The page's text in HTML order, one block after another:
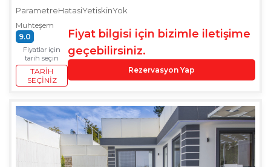
ParametreHatasiYetiskinYok
Muhteşem
9.0
Fiyatlar için
tarih seçin
TARIH
SEÇINIZ
Fiyat bilgisi için bizimle iletişime
geçebilirsiniz.
Rezervasyon Yap